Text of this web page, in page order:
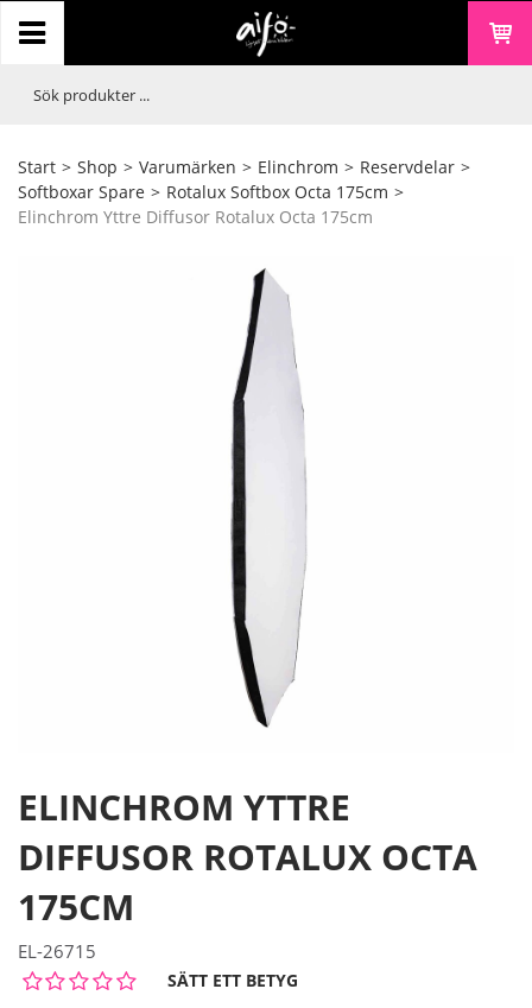
Start > Shop > Varumärken > Elinchrom > Reservdelar >
Softboxar Spare > Rotalux Softbox Octa 175cm >
Elinchrom Yttre Diffusor Rotalux Octa 175cm
ELINCHROM YTTRE
DIFFUSOR ROTALUX OCTA
175CM
EL-26715
SÄTT ETT BETYG